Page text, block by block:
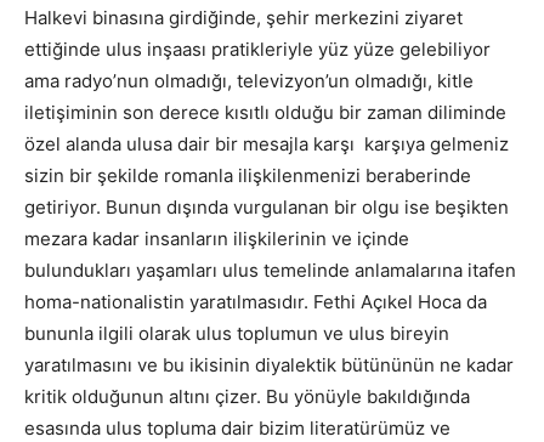
Halkevi binasına girdiğinde, şehir merkezini ziyaret
ettiğinde ulus inşaası pratikleriyle yüz yüze gelebiliyor
ama radyo’nun olmadığı, televizyon’un olmadığı, kitle
iletişiminin son derece kısıtlı olduğu bir zaman diliminde
özel alanda ulusa dair bir mesajla karşı karşıya gelmeniz
sizin bir şekilde romanla ilişkilenmenizi beraberinde
getiriyor. Bunun dışında vurgulanan bir olgu ise beşikten
mezara kadar insanların ilişkilerinin ve içinde
bulundukları yaşamları ulus temelinde anlamalarına itafen
homa-nationalistin yaratılmasıdır. Fethi Açıkel Hoca da
bununla ilgili olarak ulus toplumun ve ulus bireyin
yaratılmasını ve bu ikisinin diyalektik bütününün ne kadar
kritik olduğunun altını çizer. Bu yönüyle bakıldığında
esasında ulus topluma dair bizim literatürümüz ve